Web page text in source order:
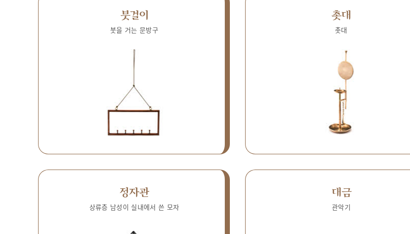
붓걸이
붓을 거는 문방구
촛대
촛대
정자관
상류층 남성이 실내에서 쓴 모자
대금
관악기